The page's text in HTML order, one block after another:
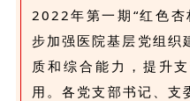
2022年第一期“红色杏
步加强医院基层党组织
质和综合能力，提升
用。各党支部书记、